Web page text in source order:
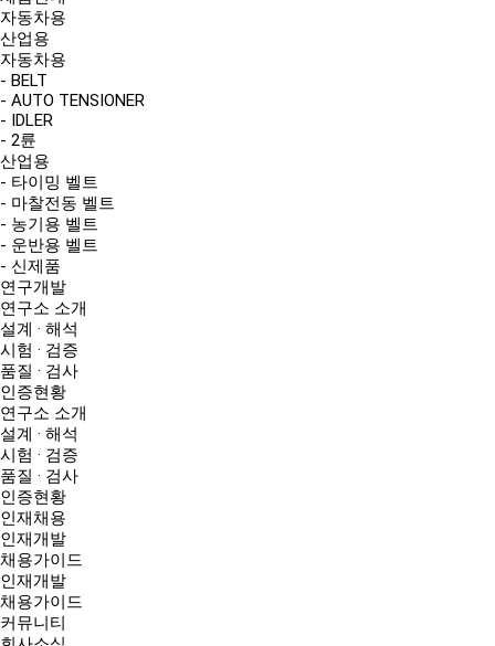
자동차용
산업용
자동차용
- BELT
- AUTO TENSIONER
- IDLER
- 2륜
산업용
- 타이밍 벨트
- 마찰전동 벨트
- 농기용 벨트
- 운반용 벨트
- 신제품
연구개발
연구소 소개
설계 · 해석
시험 · 검증
품질 · 검사
인증현황
연구소 소개
설계 · 해석
시험 · 검증
품질 · 검사
인증현황
인재채용
인재개발
채용가이드
인재개발
채용가이드
커뮤니티